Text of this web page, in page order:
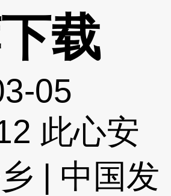
载
05
此心安
| 中国发